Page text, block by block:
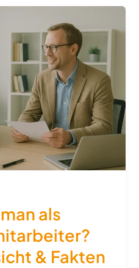
als
& Fakten